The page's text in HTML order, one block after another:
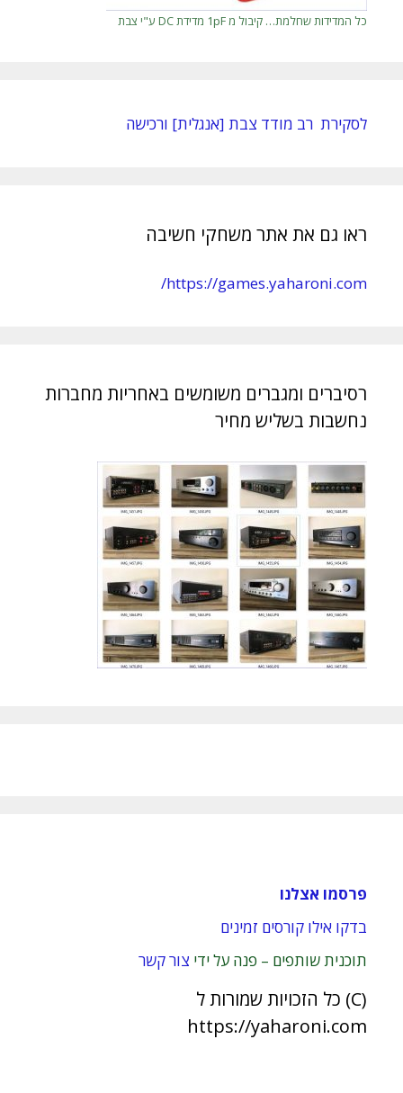
כל המדידות שחלמת… קיבול מ 1pF מדידת DC ע"י צבת
לסקירת רב מודד צבת [אנגלית] ורכישה
ראו גם את אתר משחקי חשיבה
https://games.yaharoni.com/
רסיברים ומגברים משומשים באחריות מחברות
נחשבות בשליש מחיר
פרסמו אצלנו
בדקו אילו קורסים זמינים
תוכנית שותפים – פנה על ידי צור קשר
(C) כל הזכויות שמורות ל
https://yaharoni.com